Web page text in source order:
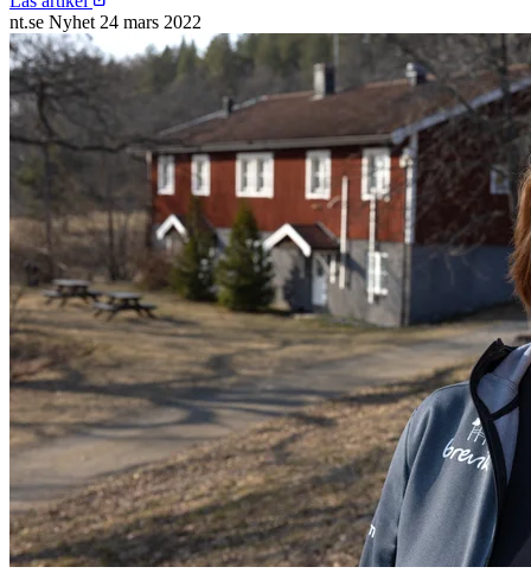
nt.se Nyhet 24 mars 2022